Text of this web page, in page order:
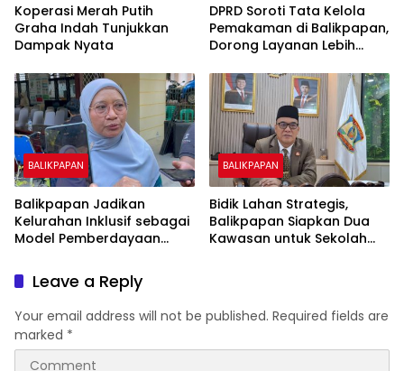
Koperasi Merah Putih
Graha Indah Tunjukkan
Dampak Nyata
DPRD Soroti Tata Kelola
Pemakaman di Balikpapan,
Dorong Layanan Lebih
Biaya Warga
BALIKPAPAN
Balikpapan Jadikan
Kelurahan Inklusif sebagai
Model Pemberdayaan
BALIKPAPAN
Bidik Lahan Strategis,
Balikpapan Siapkan Dua
Kawasan untuk Sekolah
Leave a Reply
Your email address will not be published. Required fields are
marked *